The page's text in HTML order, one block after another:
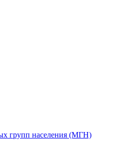
групп населения (МГН)